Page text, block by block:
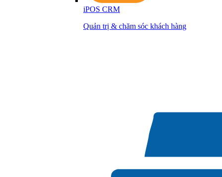
iPOS CRM
Quản trị & chăm sóc khách hàng